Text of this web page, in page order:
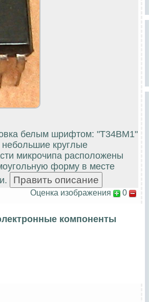
белым шрифтом: "T34BM1"
круглые
микрочипа расположены
форму в месте
Оценка изображения 0
компоненты